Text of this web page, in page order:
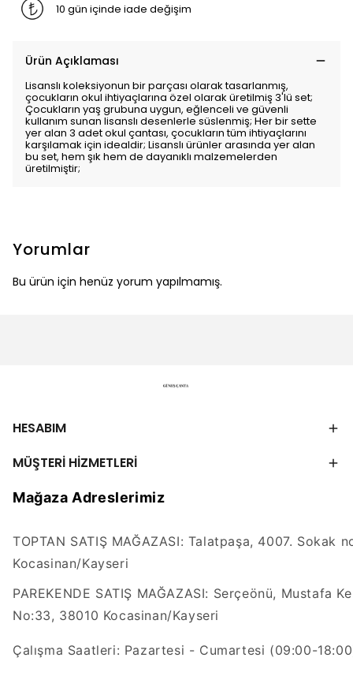
10 gün içinde iade değişim
Ürün Açıklaması
Lisanslı koleksiyonun bir parçası olarak tasarlanmış,
çocukların okul ihtiyaçlarına özel olarak üretilmiş 3'lü set;
Çocukların yaş grubuna uygun, eğlenceli ve güvenli
kullanım sunan lisanslı desenlerle süslenmiş; Her bir sette
yer alan 3 adet okul çantası, çocukların tüm ihtiyaçlarını
karşılamak için idealdir; Lisanslı ürünler arasında yer alan
bu set, hem şık hem de dayanıklı malzemelerden
üretilmiştir;
Yorumlar
Bu ürün için henüz yorum yapılmamış.
HESABIM
MÜŞTERİ HİZMETLERİ
Mağaza Adreslerimiz
TOPTAN SATIŞ MAĞAZASI: Talatpaşa, 4007. Sokak
Kocasinan/Kayseri
PAREKENDE SATIŞ MAĞAZASI: Serçeönü, Mustafa
No:33, 38010 Kocasinan/Kayseri
Çalışma Saatleri: Pazartesi - Cumartesi (09:00-